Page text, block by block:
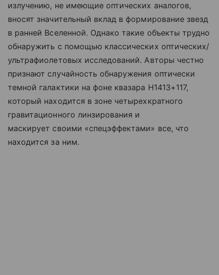
излучению, не имеющие оптических аналогов,
вносят значительный вклад в формирование звезд
в ранней Вселенной. Однако такие объекты трудно
обнаружить с помощью классических оптических/
ультрафиолетовых исследований. Авторы честно
признают случайность обнаружения оптически
темной галактики на фоне квазара H1413+117,
который находится в зоне четырехкратного
гравитационного линзирования и
маскирует своими «спецэффектами» все, что
находится за ним.